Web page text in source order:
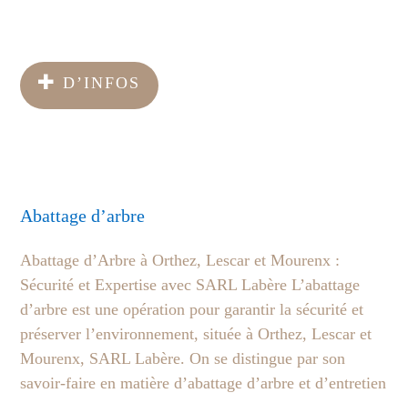
D’INFOS
Abattage d’arbre
Abattage d’Arbre à Orthez, Lescar et Mourenx :
Sécurité et Expertise avec SARL Labère L’abattage
d’arbre est une opération pour garantir la sécurité et
préserver l’environnement, située à Orthez, Lescar et
Mourenx, SARL Labère. On se distingue par son
savoir-faire en matière d’abattage d’arbre et d’entretien